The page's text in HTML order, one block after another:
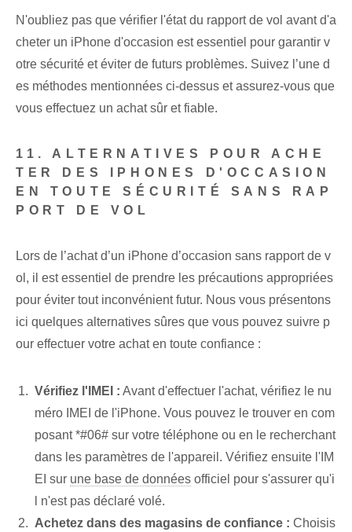
N'oubliez pas que vérifier l'état du rapport de vol avant d'a
cheter un iPhone d'occasion est essentiel pour garantir v
otre sécurité et éviter de futurs problèmes. Suivez l’une d
es méthodes mentionnées ci-dessus et assurez-vous que
vous effectuez un achat sûr et fiable.
11. ALTERNATIVES POUR ACHE
TER DES IPHONES D'OCCASION
EN TOUTE SÉCURITÉ SANS RAP
PORT DE VOL
Lors de l’achat d’un iPhone d’occasion sans rapport de v
ol, il est essentiel de prendre les précautions appropriées
pour éviter tout inconvénient futur. Nous vous présentons
ici quelques alternatives sûres que vous pouvez suivre p
our effectuer votre achat en toute confiance :
Vérifiez l'IMEI : Avant d'effectuer l'achat, vérifiez le nu
méro IMEI de l'iPhone. Vous pouvez le trouver en com
posant *#06# sur votre téléphone ou en le recherchant
dans les paramètres de l'appareil. Vérifiez ensuite l'IM
EI sur une base de données officiel pour s'assurer qu'i
l n'est pas déclaré volé.
Achetez dans des magasins de confiance : Choisis